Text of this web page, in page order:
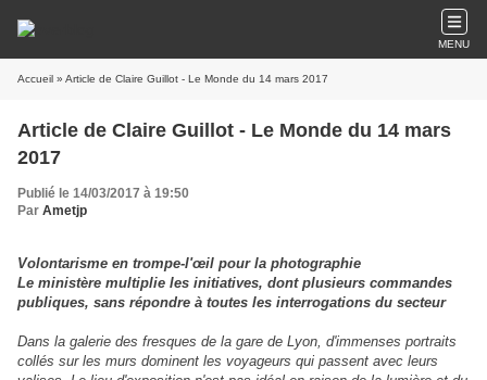
MENU
Accueil » Article de Claire Guillot - Le Monde du 14 mars 2017
Article de Claire Guillot - Le Monde du 14 mars
2017
Publié le 14/03/2017 à 19:50
Par Ametjp
Volontarisme en trompe-l'œil pour la photographie
Le ministère multiplie les initiatives, dont plusieurs commandes
publiques, sans répondre à toutes les interrogations du secteur
Dans la galerie des fresques de la gare de Lyon, d'immenses portraits
collés sur les murs dominent les voyageurs qui passent avec leurs